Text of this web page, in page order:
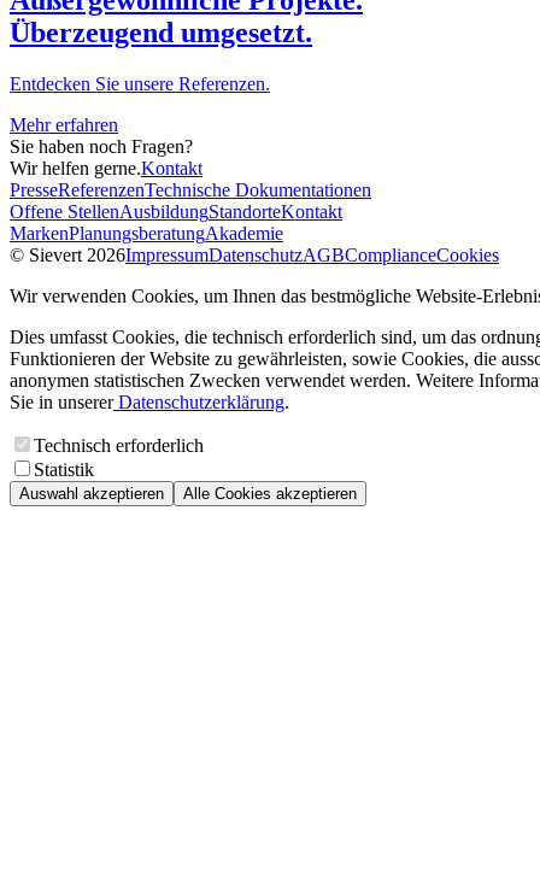
Überzeugend umgesetzt.
Entdecken Sie unsere Referenzen.
Mehr erfahren
Sie haben noch Fragen?
Wir helfen gerne.Kontakt
PresseReferenzenTechnische Dokumentationen
Offene StellenAusbildungStandorteKontakt
MarkenPlanungsberatungAkademie
© Sievert 2026ImpressumDatenschutzAGBComplianceCookies
Wir verwenden Cookies, um Ihnen das bestmögliche Website-
Dies umfasst Cookies, die technisch erforderlich sind, um das
Funktionieren der Website zu gewährleisten, sowie Cookies, die
anonymen statistischen Zwecken verwendet werden. Weitere
Sie in unsererDatenschutzerklärung.
Technisch erforderlich
Statistik
Auswahl akzeptieren Alle Cookies akzeptieren